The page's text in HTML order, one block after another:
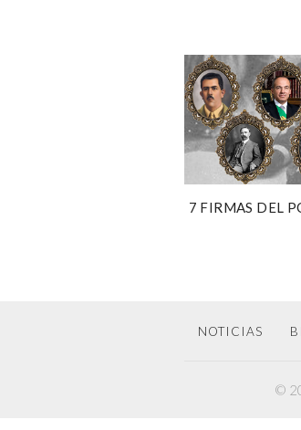
7 FIRMAS DEL
NOTICIAS
©